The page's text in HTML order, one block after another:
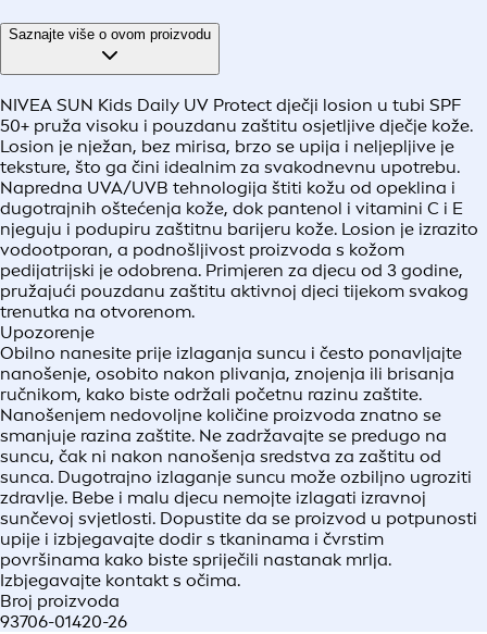
Saznajte više o ovom proizvodu
NIVEA SUN Kids Daily UV Protect dječji losion u tubi SPF
50+ pruža visoku i pouzdanu zaštitu osjetljive dječje kože.
Losion je nježan, bez mirisa, brzo se upija i neljepljive je
teksture, što ga čini idealnim za svakodnevnu upotrebu.
Napredna UVA/UVB tehnologija štiti kožu od opeklina i
dugotrajnih oštećenja kože, dok pantenol i vitamini C i E
njeguju i podupiru zaštitnu barijeru kože. Losion je izrazito
vodootporan, a podnošljivost proizvoda s kožom
pedijatrijski je odobrena. Primjeren za djecu od 3 godine,
pružajući pouzdanu zaštitu aktivnoj djeci tijekom svakog
trenutka na otvorenom.
Upozorenje
Obilno nanesite prije izlaganja suncu i često ponavljajte
nanošenje, osobito nakon plivanja, znojenja ili brisanja
ručnikom, kako biste održali početnu razinu zaštite.
Nanošenjem nedovoljne količine proizvoda znatno se
smanjuje razina zaštite. Ne zadržavajte se predugo na
suncu, čak ni nakon nanošenja sredstva za zaštitu od
sunca. Dugotrajno izlaganje suncu može ozbiljno ugroziti
zdravlje. Bebe i malu djecu nemojte izlagati izravnoj
sunčevoj svjetlosti. Dopustite da se proizvod u potpunosti
upije i izbjegavajte dodir s tkaninama i čvrstim
površinama kako biste spriječili nastanak mrlja.
Izbjegavajte kontakt s očima.
Broj proizvoda
93706-01420-26